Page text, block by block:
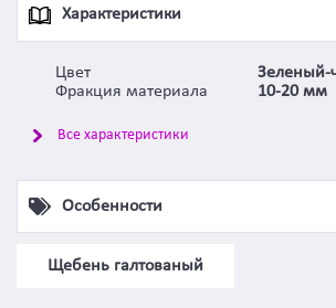
Характеристики
Цвет
Зеленый-
Фракция материала
10-20 мм
Все характеристики
Особенности
Щебень галтованый